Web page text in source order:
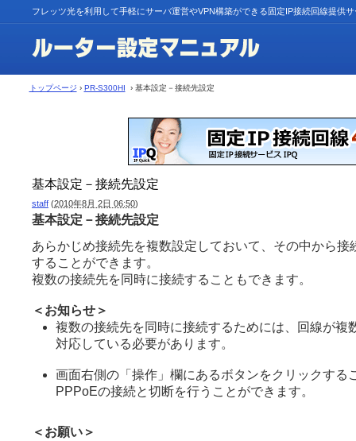
フレッツ光を利用して手軽にサーバ運営やVPN構築ができる固定IP接続回線提供
トップページ › PR-S300HI › 基本設定－接続先設定
基本設定－接続先設定
staff (2010年8月 2日 06:50)
基本設定－接続先設定
あらかじめ接続先を複数設定しておいて、その中から接
することができます。
複数の接続先を同時に接続することもできます。
＜お知らせ＞
複数の接続先を同時に接続するためには、回線が複
対応している必要があります。
画面右側の「操作」欄にあるボタンをクリックする
PPPoEの接続と切断を行うことができます。
＜お願い＞